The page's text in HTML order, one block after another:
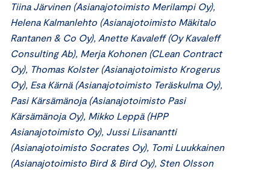
Tiina Järvinen (Asianajotoimisto Merilampi Oy),
Helena Kalmanlehto (Asianajotoimisto Mäkitalo
Rantanen & Co Oy), Anette Kavaleff (Oy Kavaleff
Consulting Ab), Merja Kohonen (CLean Contract
Oy), Thomas Kolster (Asianajotoimisto Krogerus
Oy), Esa Kärnä (Asianajotoimisto Teräskulma Oy),
Pasi Kärsämänoja (Asianajotoimisto Pasi
Kärsämänoja Oy), Mikko Leppä (HPP
Asianajotoimisto Oy), Jussi Liisanantti
(Asianajotoimisto Socrates Oy), Tomi Luukkainen
(Asianajotoimisto Bird & Bird Oy), Sten Olsson